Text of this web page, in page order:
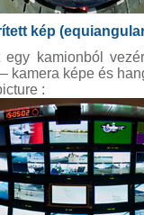
kép
egy kamionból
kamera képe és
: